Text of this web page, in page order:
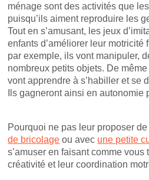
ménage sont des activités que
puisqu’ils aiment reproduire les
Tout en s’amusant, les jeux
enfants d’améliorer leur
par exemple, ils vont manipuler,
nombreux petits objets. De
vont apprendre à s’habiller et se
Ils gagneront ainsi en autonomie
Pourquoi ne pas leur proposer de
de bricolage ou avec une petite
s’amuser en faisant comme
créativité et leur coordination